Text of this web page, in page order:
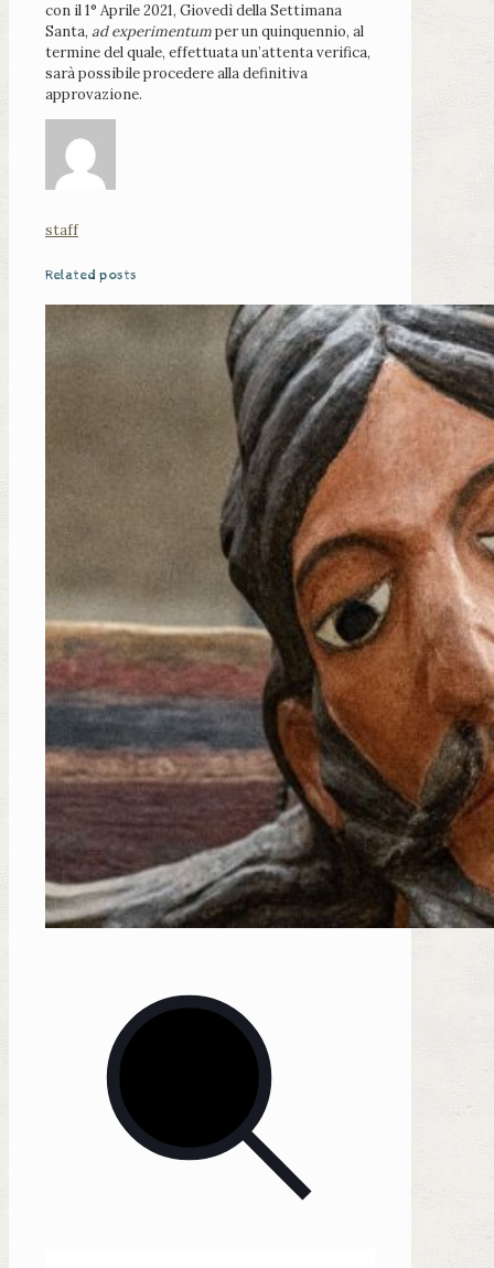
con il 1° Aprile 2021, Giovedì della Settimana
Santa, ad experimentumper un quinquennio, al
termine del quale, effettuata un’attenta verifica,
sarà possibile procedere alla definitiva
approvazione.
staff
Related posts